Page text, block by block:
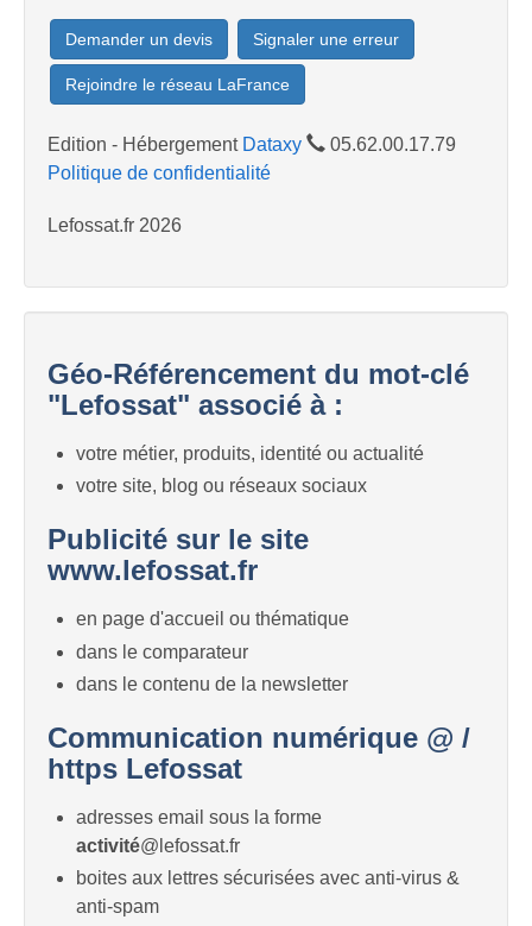
Demander un devis Signaler une erreur
Rejoindre le réseau LaFrance
Edition - Hébergement Dataxy
05.62.00.17.79
Politique de confidentialité
Lefossat.fr 2026
Géo-Référencement du mot-clé
"Lefossat" associé à :
votre métier, produits, identité ou actualité
votre site, blog ou réseaux sociaux
Publicité sur le site
www.lefossat.fr
en page d'accueil ou thématique
dans le comparateur
dans le contenu de la newsletter
Communication numérique @ /
https Lefossat
adresses email sous la forme
activité@lefossat.fr
boites aux lettres sécurisées avec anti-virus &
anti-spam